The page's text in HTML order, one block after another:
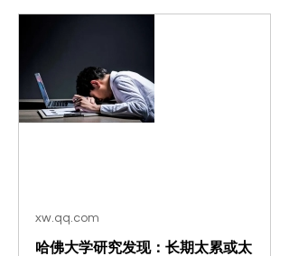
xw.qq.com
哈佛大学研究发现：长期太累或太